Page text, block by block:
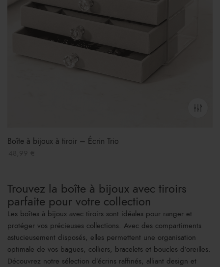
Trouvez la boîte à bijoux avec tiroirs
parfaite pour votre collection
Les boîtes à bijoux avec tiroirs sont idéales pour ranger et
protéger vos précieuses collections. Avec des compartiments
astucieusement disposés, elles permettent une organisation
optimale de vos bagues, colliers, bracelets et boucles d’oreilles.
Découvrez notre sélection d’écrins raffinés, alliant design et
Boîte à bijoux à tiroir – Écrin Trio